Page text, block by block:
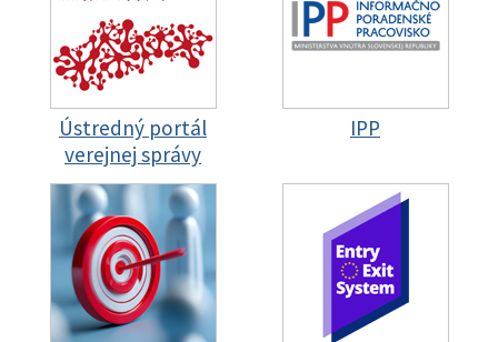
Ústredný portál
verejnej správy
IPP